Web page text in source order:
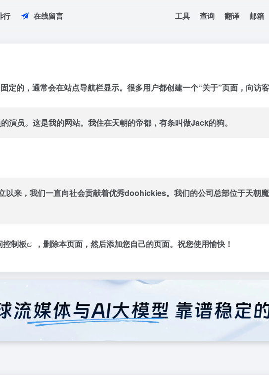
行 在线留言 工具 查询 翻译 邮箱
定的，通常会在站点导航栏显示。很多用户都创建一个“关于”页面，向访
演员。这是我的网站。我住在天朝的帝都，有条叫做Jack的狗。
来，我们一直向社会贡献着优秀doohickies。我们的公司总部位于天朝
控制板 ，删除本页面，然后添加您自己的页面。祝您使用愉快！